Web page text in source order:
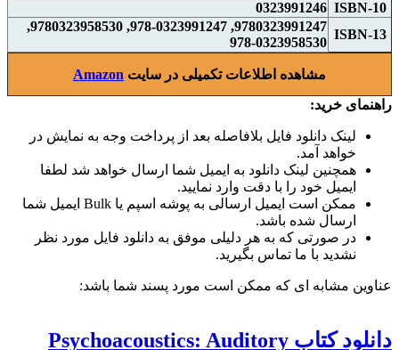
ISBN-10
0323991246
ISBN-13
9780323991247, 978-0323991247, 9780323958530,
978-0323958530
مشاهده اطلاعات تکمیلی در سایت Amazon
راهنمای خرید:
لینک دانلود فایل بلافاصله بعد از پرداخت وجه به نمایش در
خواهد آمد.
همچنین لینک دانلود به ایمیل شما ارسال خواهد شد لطفا
ایمیل خود را با دقت وارد نمایید.
ممکن است ایمیل ارسالی به پوشه اسپم یا Bulk ایمیل شما
ارسال شده باشد.
در صورتی که به هر دلیلی موفق به دانلود فایل مورد نظر
نشدید با ما تماس بگیرید.
عناوین مشابه ای که ممکن است مورد پسند شما باشد:
دانلود کتاب Psychoacoustics: Auditory